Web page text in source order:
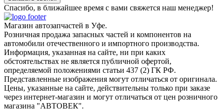
Спасибо, в ближайшее время с вами свяжется наш менеджер!
Магазин автозапчастей в Уфе.
Розничная продажа запасных частей и компонентов на
автомобили отечественного и импортного производства.
Информация, указанная на сайте, ни при каких
обстоятельствах не является публичной офертой,
определяемой положениями статьи 437 (2) ГК РФ.
Представленные изображения могут отличаться от оригинала.
Цены, указанные на сайте, действительны только при заказе
через интернет-магазин и могут отличаться от цен розничного
магазина "АВТОВЕК".